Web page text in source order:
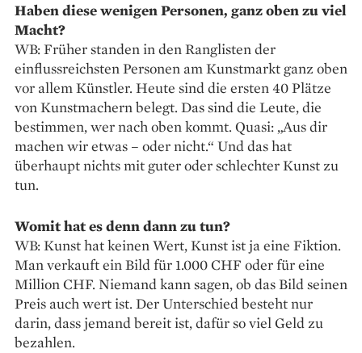
Haben diese wenigen Personen, ganz oben zu viel
Macht?
WB: Früher standen in den Ranglisten der
einflussreichsten Personen am Kunstmarkt ganz oben
vor allem Künstler. Heute sind die ersten 40 Plätze
von Kunstmachern belegt. Das sind die Leute, die
bestimmen, wer nach oben kommt. Quasi: „Aus dir
machen wir etwas – oder nicht.“ Und das hat
überhaupt nichts mit guter oder schlechter Kunst zu
tun.
Womit hat es denn dann zu tun?
WB: Kunst hat keinen Wert, Kunst ist ja eine Fiktion.
Man verkauft ein Bild für 1.000 CHF oder für eine
Million CHF. Niemand kann sagen, ob das Bild seinen
Preis auch wert ist. Der Unterschied besteht nur
darin, dass jemand bereit ist, dafür so viel Geld zu
bezahlen.